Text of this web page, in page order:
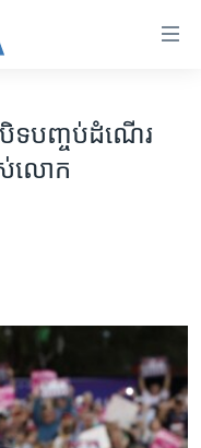
ទ​បញ្ចប់​ដំណើរ​
ស់​លោក